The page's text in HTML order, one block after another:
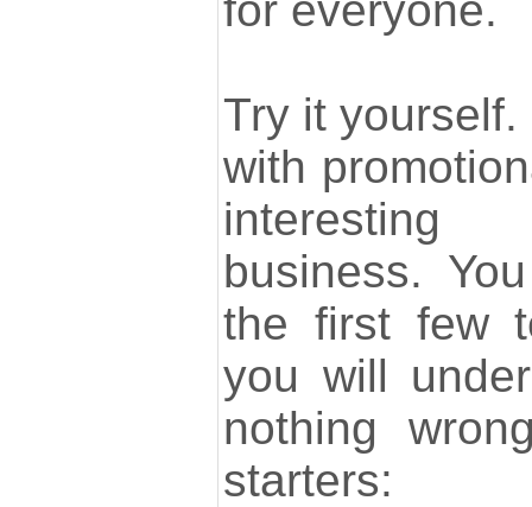
Try it
with
business.
the first few
you will
nothing
starters: